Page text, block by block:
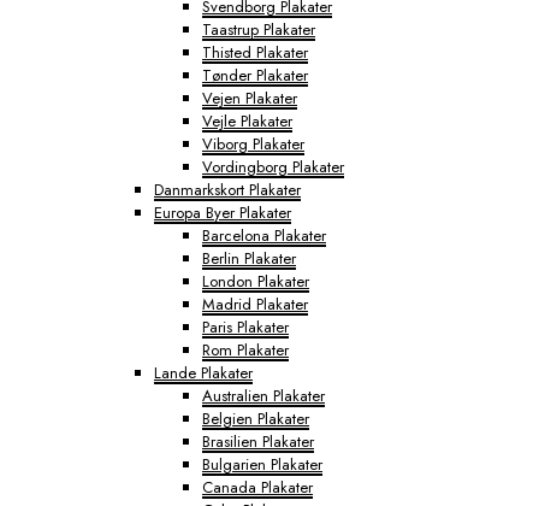
Svendborg Plakater
Taastrup Plakater
Thisted Plakater
Tønder Plakater
Vejen Plakater
Vejle Plakater
Viborg Plakater
Vordingborg Plakater
Danmarkskort Plakater
Europa Byer Plakater
Barcelona Plakater
Berlin Plakater
London Plakater
Madrid Plakater
Paris Plakater
Rom Plakater
Lande Plakater
Australien Plakater
Belgien Plakater
Brasilien Plakater
Bulgarien Plakater
Canada Plakater